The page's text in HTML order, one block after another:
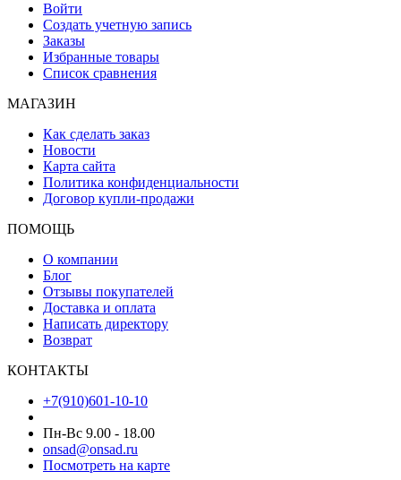
Войти
Создать учетную запись
Заказы
Избранные товары
Список сравнения
МАГАЗИН
Как сделать заказ
Новости
Карта сайта
Политика конфиденциальности
Договор купли-продажи
ПОМОЩЬ
О компании
Блог
Отзывы покупателей
Доставка и оплата
Написать директору
Возврат
КОНТАКТЫ
+7(910)601-10-10
Пн-Вс 9.00 - 18.00
onsad@onsad.ru
Посмотреть на карте